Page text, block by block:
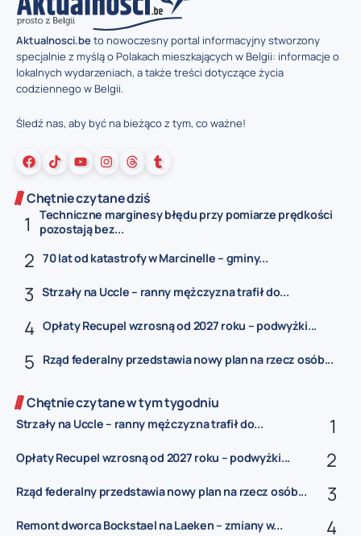
Aktualnosci.beto nowoczesny portal informacyjny stworzony
specjalnie z myślą o Polakach mieszkających w Belgii: informacje o
lokalnych wydarzeniach, a także treści dotyczące życia
codziennego w Belgii.
Śledź nas, aby być na bieżąco z tym, co ważne!
Chętnie czytane dziś
Techniczne marginesy błędu przy pomiarze prędkości
pozostają bez...
70 lat od katastrofy w Marcinelle – gminy...
Strzały na Uccle – ranny mężczyzna trafił do...
Opłaty Recupel wzrosną od 2027 roku – podwyżki...
Rząd federalny przedstawia nowy plan na rzecz osób...
Chętnie czytane w tym tygodniu
Strzały na Uccle – ranny mężczyzna trafił do...
Opłaty Recupel wzrosną od 2027 roku – podwyżki...
Rząd federalny przedstawia nowy plan na rzecz osób...
Remont dworca Bockstael na Laeken – zmiany w...